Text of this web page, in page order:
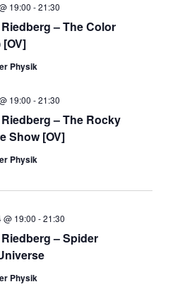
– The Color
19:00 -21:30
Physik
– The Rocky
Show [OV]
19:00 -21:30
Physik
– Spider
@ 19:00 -21:30
Physik